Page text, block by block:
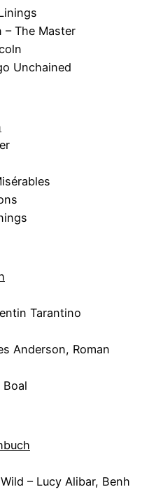
– The Master
Unchained
Tarantino
Anderson, Roman
– Lucy Alibar, Benh